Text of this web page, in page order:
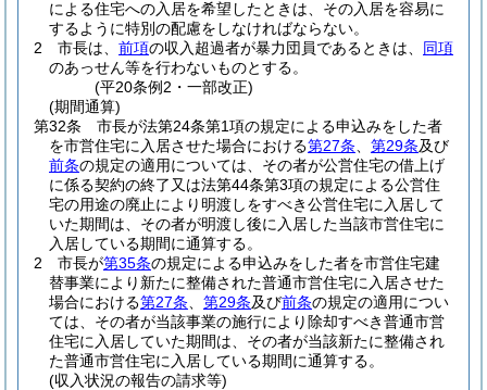
による住宅への入居を希望したときは、その入居を容易に
するように特別の配慮をしなければならない。
2
市長は、 前項の収入超過者が暴力団員であるときは、 同項
のあっせん等を行わないものとする。
(平20条例2・一部改正)
(期間通算)
第32条
市長が法第24条第1項の規定による申込みをした者
を市営住宅に入居させた場合における第27条 第29条及び
前条の規定の適用については、その者が公営住宅の借上げ
に係る契約の終了又は法第44条第3項の規定による公営住
宅の用途の廃止により明渡しをすべき公営住宅に入居して
いた期間は、その者が明渡し後に入居した当該市営住宅に
入居している期間に通算する。
2
市長が第35条の規定による申込みをした者を市営住宅建
替事業により新たに整備された普通市営住宅に入居させた
場合における第27条 第29条及び前条の規定の適用につい
ては、その者が当該事業の施行により除却すべき普通市営
住宅に入居していた期間は、その者が当該新たに整備され
た普通市営住宅に入居している期間に通算する。
(収入状況の報告の請求等)